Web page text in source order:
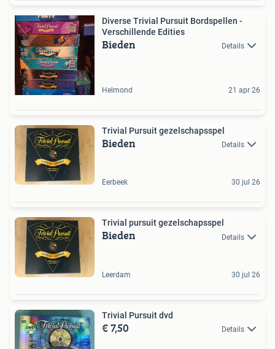
Diverse Trivial Pursuit Bordspellen -
Verschillende Edities
Bieden Details
Helmond 21 apr 26
Trivial Pursuit gezelschapsspel
Bieden Details
Eerbeek 30 jul 26
Trivial pursuit gezelschapsspel
Bieden Details
Leerdam 30 jul 26
Trivial Pursuit dvd
€ 7,50 Details